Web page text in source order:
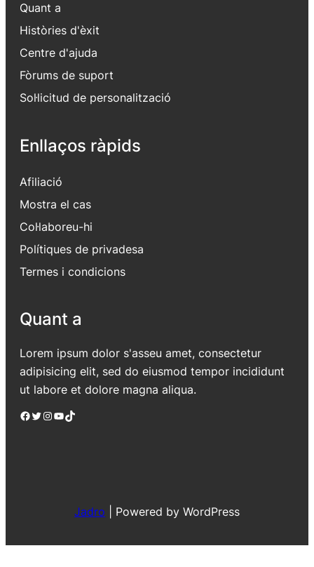
Quant a
Històries d'èxit
Centre d'ajuda
Fòrums de suport
Sol·licitud de personalització
Enllaços ràpids
Afiliació
Mostra el cas
Col·laboreu-hi
Polítiques de privadesa
Termes i condicions
Quant a
Lorem ipsum dolor s'asseu amet, consectetur
adipisicing elit, sed do eiusmod tempor incididunt
ut labore et dolore magna aliqua.
Facebook Twitter Instagram YouTube TikTok
Jadro Powered by WordPress